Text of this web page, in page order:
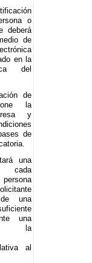
o
deberá
de
en la
del
de
la
y
de
una
cada
una
una
la
al